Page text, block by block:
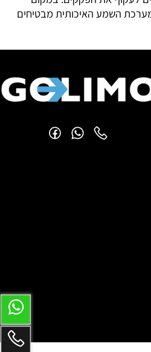
לעקוף את הפקקים. במקום
השמע האיכותית מבטיחים